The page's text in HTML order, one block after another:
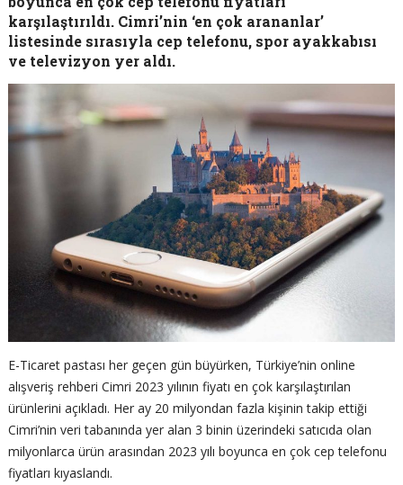
karşılaştırıldı. Cimri’nin ‘en çok arananlar’
listesinde sırasıyla cep telefonu, spor ayakkabısı
ve televizyon yer aldı.
E-Ticaret pastası her geçen gün büyürken, Türkiye’nin online
alışveriş rehberi Cimri 2023 yılının fiyatı en çok karşılaştırılan
ürünlerini açıkladı. Her ay 20 milyondan fazla kişinin takip ettiği
Cimri’nin veri tabanında yer alan 3 binin üzerindeki satıcıda olan
milyonlarca ürün arasından 2023 yılı boyunca en çok cep telefonu
fiyatları kıyaslandı.